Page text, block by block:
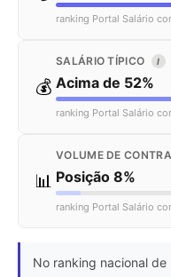
ranking Portal Salário
💰
SALÁRIO TÍPICO I
Acima de 52%
ranking Portal Salário
📊
VOLUME DE
Posição 8%
ranking Portal Salário
No ranking nacional